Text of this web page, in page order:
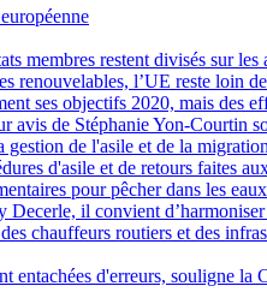
membres restent divisés sur
renouvelables, l’UE reste loin
ses objectifs 2020, mais des
de Stéphanie Yon-Courtin
gestion de l'asile et de la
d'asile et de retours faites
pour pêcher dans les
Decerle, il convient
chauffeurs routiers et des
entachées d'erreurs, souligne la